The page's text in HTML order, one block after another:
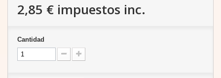
2,85 € impuestos inc.
Cantidad